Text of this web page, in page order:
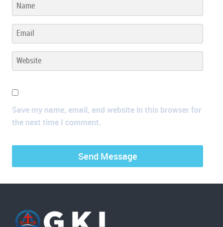
Save my name, email, and website in this browser for
the next time I comment.